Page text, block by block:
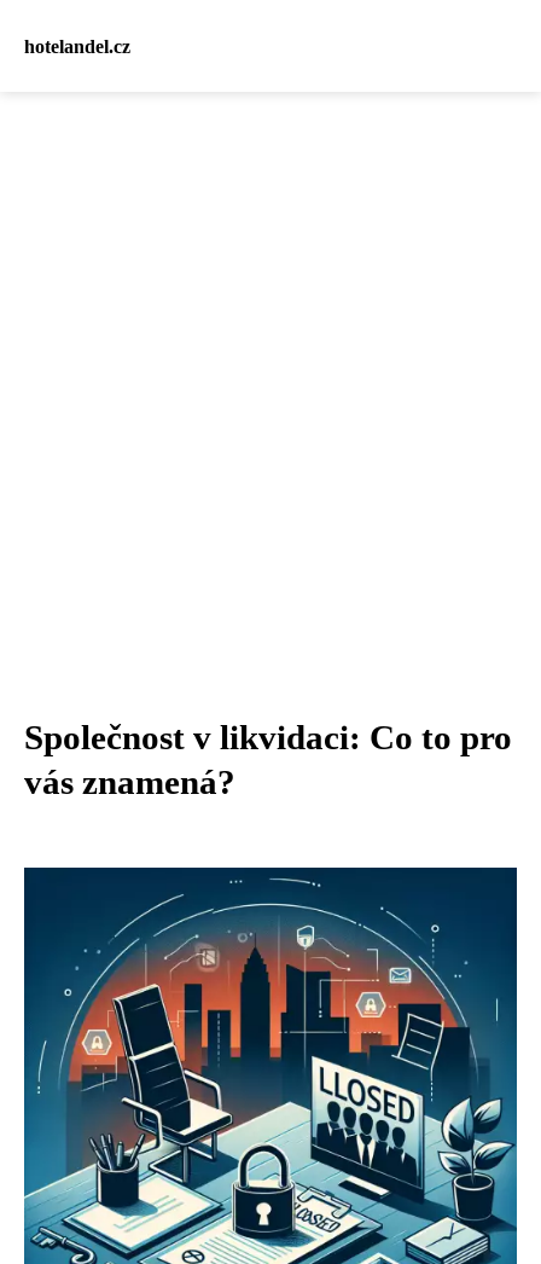
hotelandel.cz
Společnost v likvidaci: Co to pro
vás znamená?